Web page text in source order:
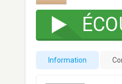
Information